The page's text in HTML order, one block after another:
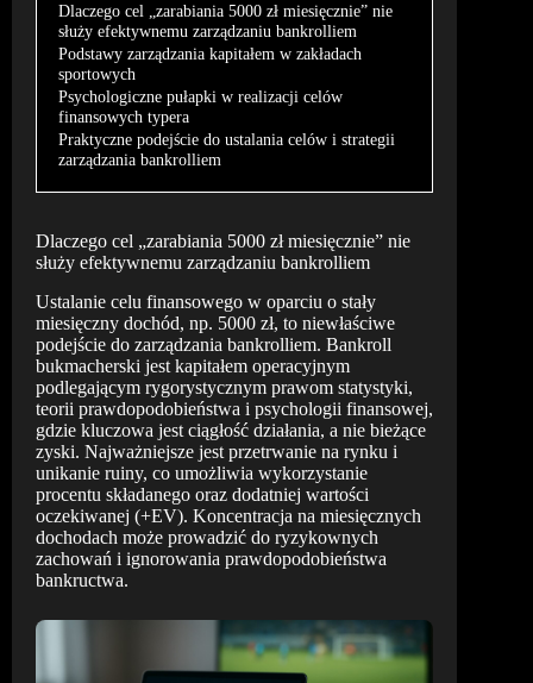
Dlaczego cel „zarabiania 5000 zł miesięcznie” nie
służy efektywnemu zarządzaniu bankrolliem
Podstawy zarządzania kapitałem w zakładach
sportowych
Psychologiczne pułapki w realizacji celów
finansowych typera
Praktyczne podejście do ustalania celów i strategii
zarządzania bankrolliem
Dlaczego cel „zarabiania 5000 zł miesięcznie” nie
służy efektywnemu zarządzaniu bankrolliem
Ustalanie celu finansowego w oparciu o stały
miesięczny dochód, np. 5000 zł, to niewłaściwe
podejście do zarządzania bankrolliem. Bankroll
bukmacherski jest kapitałem operacyjnym
podlegającym rygorystycznym prawom statystyki,
teorii prawdopodobieństwa i psychologii finansowej,
gdzie kluczowa jest ciągłość działania, a nie bieżące
zyski. Najważniejsze jest przetrwanie na rynku i
unikanie ruiny, co umożliwia wykorzystanie
procentu składanego oraz dodatniej wartości
oczekiwanej (+EV). Koncentracja na miesięcznych
dochodach może prowadzić do ryzykownych
zachowań i ignorowania prawdopodobieństwa
bankructwa.